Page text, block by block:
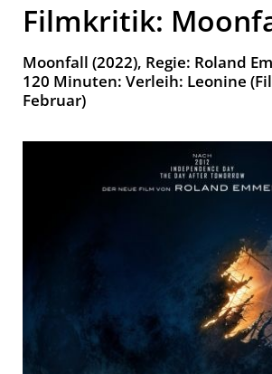
Filmkritik:
Moonfall (2022), Regie: Roland
120 Minuten: Verleih: Leonine
Februar)